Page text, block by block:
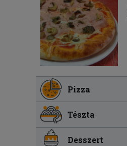
Pizza
Tészta
Desszert